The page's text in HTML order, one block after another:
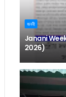
জননী
Janani
2026)